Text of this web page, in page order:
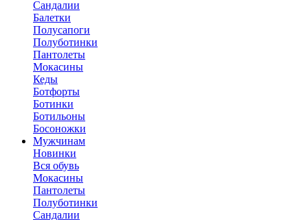
Сандалии
Балетки
Полусапоги
Полуботинки
Пантолеты
Мокасины
Кеды
Ботфорты
Ботинки
Ботильоны
Босоножки
Мужчинам
Новинки
Вся обувь
Мокасины
Пантолеты
Полуботинки
Сандалии